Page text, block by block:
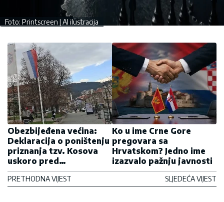
Foto: Printscreen | AI ilustracija
Obezbijeđena većina:
Deklaracija o poništenju
priznanja tzv. Kosova
uskoro pred
odbornicima u Pljevljima
PRETHODNA VIJEST
Ko u ime Crne Gore
pregovara sa
Hrvatskom? Jedno ime
izazvalo pažnju javnosti
SLJEDEĆA VIJEST